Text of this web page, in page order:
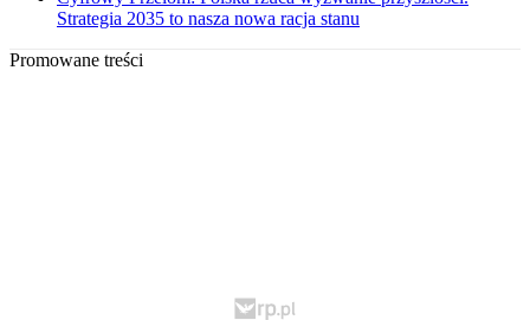
Strategia 2035 to nasza nowa racja stanu
Promowane treści